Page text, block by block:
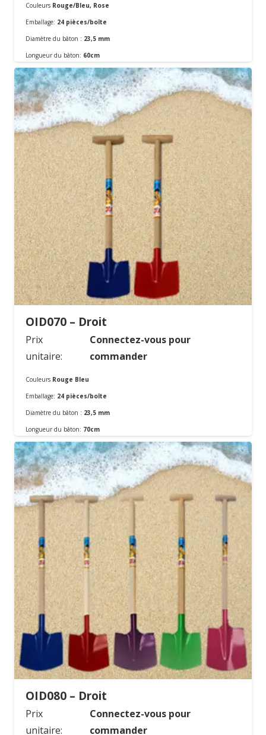
Couleurs Rouge/Bleu, Rose
Emballage: 24 pièces/boîte
Diamètre du bâton : 23,5 mm
Longueur du bâton: 60cm
Matériel:En métal
OID070 – Droit
Prix
unitaire:
Connectez-vous pour
commander
Couleurs Rouge Bleu
Emballage: 24 pièces/boîte
Diamètre du bâton : 23,5 mm
Longueur du bâton: 70cm
Matériel:En métal
OID080 – Droit
Prix
unitaire:
Connectez-vous pour
commander